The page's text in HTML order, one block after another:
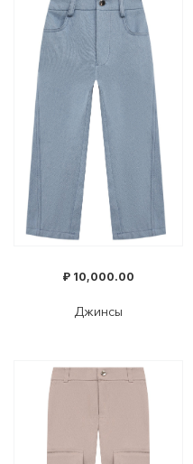
Джинсы
₽ 10,000.00